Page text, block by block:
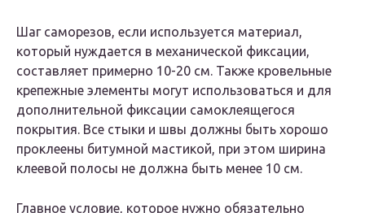
Шаг саморезов, если используется материал,
который нуждается в механической фиксации,
составляет примерно 10-20 см. Также кровельные
крепежные элементы могут использоваться и для
дополнительной фиксации самоклеящегося
покрытия. Все стыки и швы должны быть хорошо
проклеены битумной мастикой, при этом ширина
клеевой полосы не должна быть менее 10 см.
Главное условие, которое нужно обязательно